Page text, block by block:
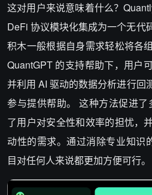
这对用户来说意味着什么？
DeFi 协议模块化集成为一个无代
积木一般根据自身需求轻松将各
QuantGPT 的支持帮助下，用户
并利用 AI 驱动的数据分析进行回
参与提供帮助。 这种方法促进
了用户对安全性和效率的担忧，
动性的需求。通过消除专业知识
目对任何人来说都更加方便可行。